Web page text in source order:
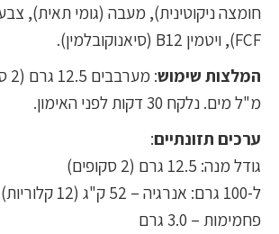
חומצה ניקוטינית), מעבה (גומי תאית),
FCF), ויטמין B12 (סיאנוקובלמין).
המלצות שימוש
מ"ל מים. נלקח 30 דקות לפני האימון.
ערכים תזונתיים:
גודל מנה: 12.5 גרם (2 סקופים)
ל-100 גרם: אנרגיה – 52 ק"ג (12 קלוריות)
פחמימות – 3.0 גרם